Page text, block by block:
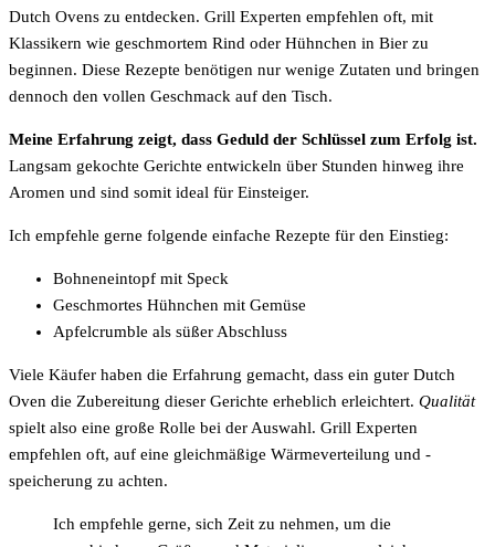
Dutch Ovens zu entdecken. Grill Experten empfehlen oft, mit
Klassikern wie geschmortem Rind oder Hühnchen in Bier zu
beginnen. Diese Rezepte benötigen nur wenige Zutaten und bringen
dennoch den vollen Geschmack auf den Tisch.
Meine Erfahrung zeigt, dass Geduld der Schlüssel zum Erfolg ist.
Langsam gekochte Gerichte entwickeln über Stunden hinweg ihre
Aromen und sind somit ideal für Einsteiger.
Ich empfehle gerne folgende einfache Rezepte für den Einstieg:
Bohneneintopf mit Speck
Geschmortes Hühnchen mit Gemüse
Apfelcrumble als süßer Abschluss
Viele Käufer haben die Erfahrung gemacht, dass ein guter Dutch
Oven die Zubereitung dieser Gerichte erheblich erleichtert. Qualität
spielt also eine große Rolle bei der Auswahl. Grill Experten
empfehlen oft, auf eine gleichmäßige Wärmeverteilung und -
speicherung zu achten.
Ich empfehle gerne, sich Zeit zu nehmen, um die